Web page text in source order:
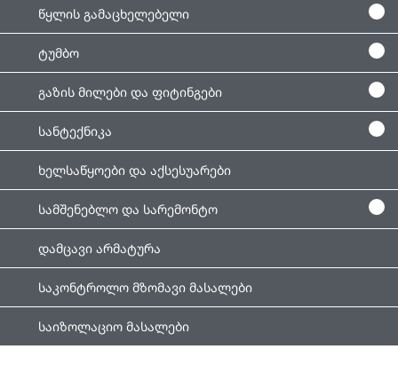
წყლის გამაცხელებელი
ტუმბო
გაზის მილები და ფიტინგები
სანტექნიკა
ხელსაწყოები და აქსესუარები
სამშენებლო და სარემონტო
დამცავი არმატურა
საკონტროლო მზომავი მასალები
საიზოლაციო მასალები